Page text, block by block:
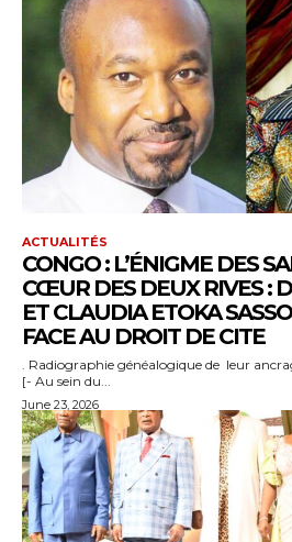
ACTUALITÉS
CONGO : L’ÉNIGME DES
CŒUR DES DEUX RIVES :
ET CLAUDIA ETOKA
FACE AU DROIT DE CITE
. Radiographie généalogique de leur
[- Au sein du...
June 23, 2026